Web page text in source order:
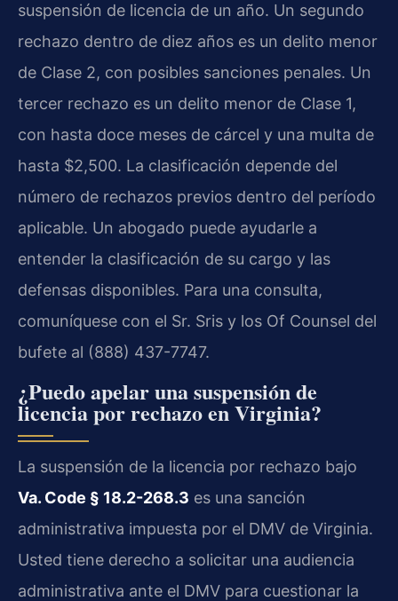
suspensión de licencia de un año. Un segundo
rechazo dentro de diez años es un delito menor
de Clase 2, con posibles sanciones penales. Un
tercer rechazo es un delito menor de Clase 1,
con hasta doce meses de cárcel y una multa de
hasta $2,500. La clasificación depende del
número de rechazos previos dentro del período
aplicable. Un abogado puede ayudarle a
entender la clasificación de su cargo y las
defensas disponibles. Para una consulta,
comuníquese con el Sr. Sris y los Of Counsel del
bufete al (888) 437-7747.
¿Puedo apelar una suspensión de
licencia por rechazo en Virginia?
La suspensión de la licencia por rechazo bajo
Va. Code § 18.2-268.3 es una sanción
administrativa impuesta por el DMV de Virginia.
Usted tiene derecho a solicitar una audiencia
administrativa ante el DMV para cuestionar la